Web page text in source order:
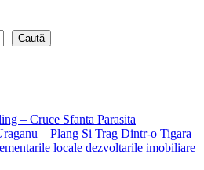
Caută
– Cruce Sfanta Parasita
– Plang Si Trag Dintr-o Tigara
locale dezvoltarile imobiliare